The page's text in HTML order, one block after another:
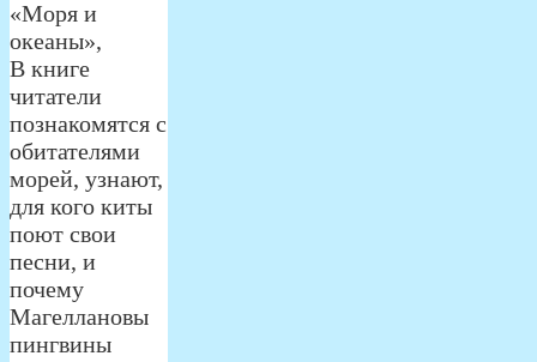
«Моря и
океаны»,
В книге
читатели
познакомятся с
обитателями
морей, узнают,
для кого киты
поют свои
песни, и
почему
Магеллановы
пингвины